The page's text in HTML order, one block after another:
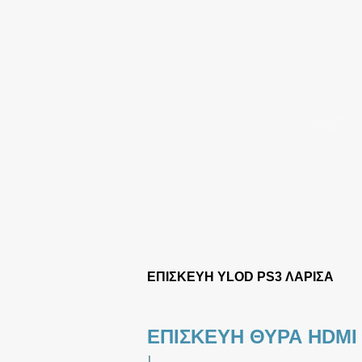
ΕΠΙΣΚΕΥΗ YLOD PS3 ΛΑΡΙΣΑ
ΕΠΙΣΚΕΥΗ ΘΥΡΑ HDMI